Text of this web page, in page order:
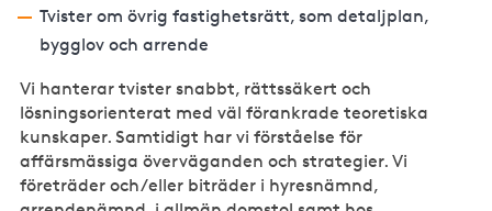
Tvister om övrig fastighetsrätt, som detaljplan,
bygglov och arrende
Vi hanterar tvister snabbt, rättssäkert och
lösningsorienterat med väl förankrade teoretiska
kunskaper. Samtidigt har vi förståelse för
affärsmässiga överväganden och strategier. Vi
företräder och/eller biträder i hyresnämnd,